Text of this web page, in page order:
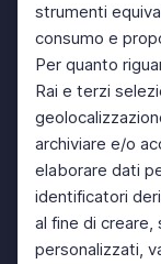
strumenti
consumo e
Per quanto
Rai e terzi
archiviare e/o
elaborare dati
identificatori
al fine di creare,
personalizzati,